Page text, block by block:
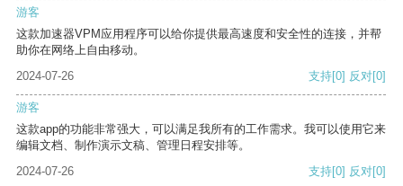
游客
这款加速器VPM应用程序可以给你提供最高速度和安全性的连接，并帮
助你在网络上自由移动。
2024-07-26
支持[0] 反对[0]
游客
这款app的功能非常强大，可以满足我所有的工作需求。我可以使用它来
编辑文档、制作演示文稿、管理日程安排等。
2024-07-26
支持[0] 反对[0]